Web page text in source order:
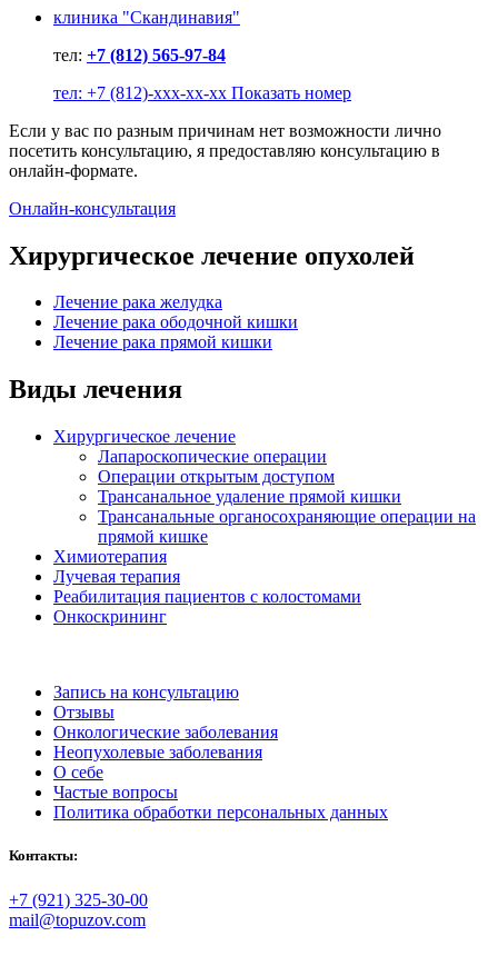
клиника "Скандинавия"
тел: +7 (812) 565-97-84
тел: +7 (812)-xxx-xx-xx Показать номер
Если у вас по разным причинам нет возможности лично
посетить консультацию, я предоставляю консультацию в
онлайн-формате.
Онлайн-консультация
Хирургическое лечение опухолей
Лечение рака желудка
Лечение рака ободочной кишки
Лечение рака прямой кишки
Виды лечения
Хирургическое лечение
Лапароскопические операции
Операции открытым доступом
Трансанальное удаление прямой кишки
Трансанальные органосохраняющие операции на
прямой кишке
Химиотерапия
Лучевая терапия
Реабилитация пациентов с колостомами
Онкоскрининг
Запись на консультацию
Отзывы
Онкологические заболевания
Неопухолевые заболевания
О себе
Частые вопросы
Политика обработки персональных данных
Контакты:
+7 (921) 325-30-00
mail@topuzov.com